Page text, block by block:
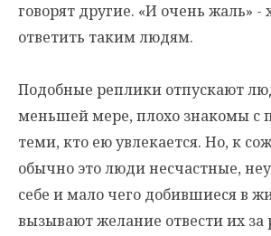
говорят другие. «И очень жаль» -
ответить таким людям.
Подобные реплики отпускают
меньшей мере, плохо знакомы с
теми, кто ею увлекается. Но, к
обычно это люди несчастные,
себе и мало чего добившиеся в
вызывают желание отвести их за